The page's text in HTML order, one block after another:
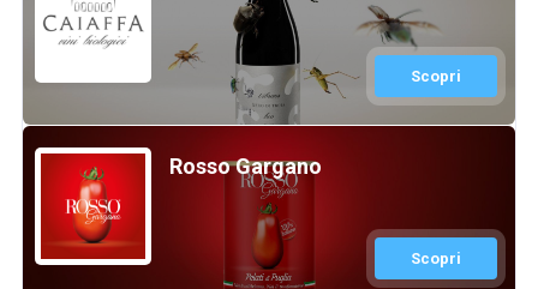
Scopri
Rosso Gargano
Scopri